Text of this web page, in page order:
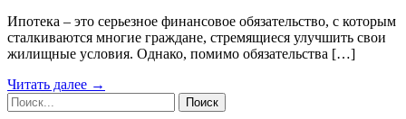
Ипотека – это серьезное финансовое обязательство, с которым
сталкиваются многие граждане, стремящиеся улучшить свои
жилищные условия. Однако, помимо обязательства […]
Читать далее →